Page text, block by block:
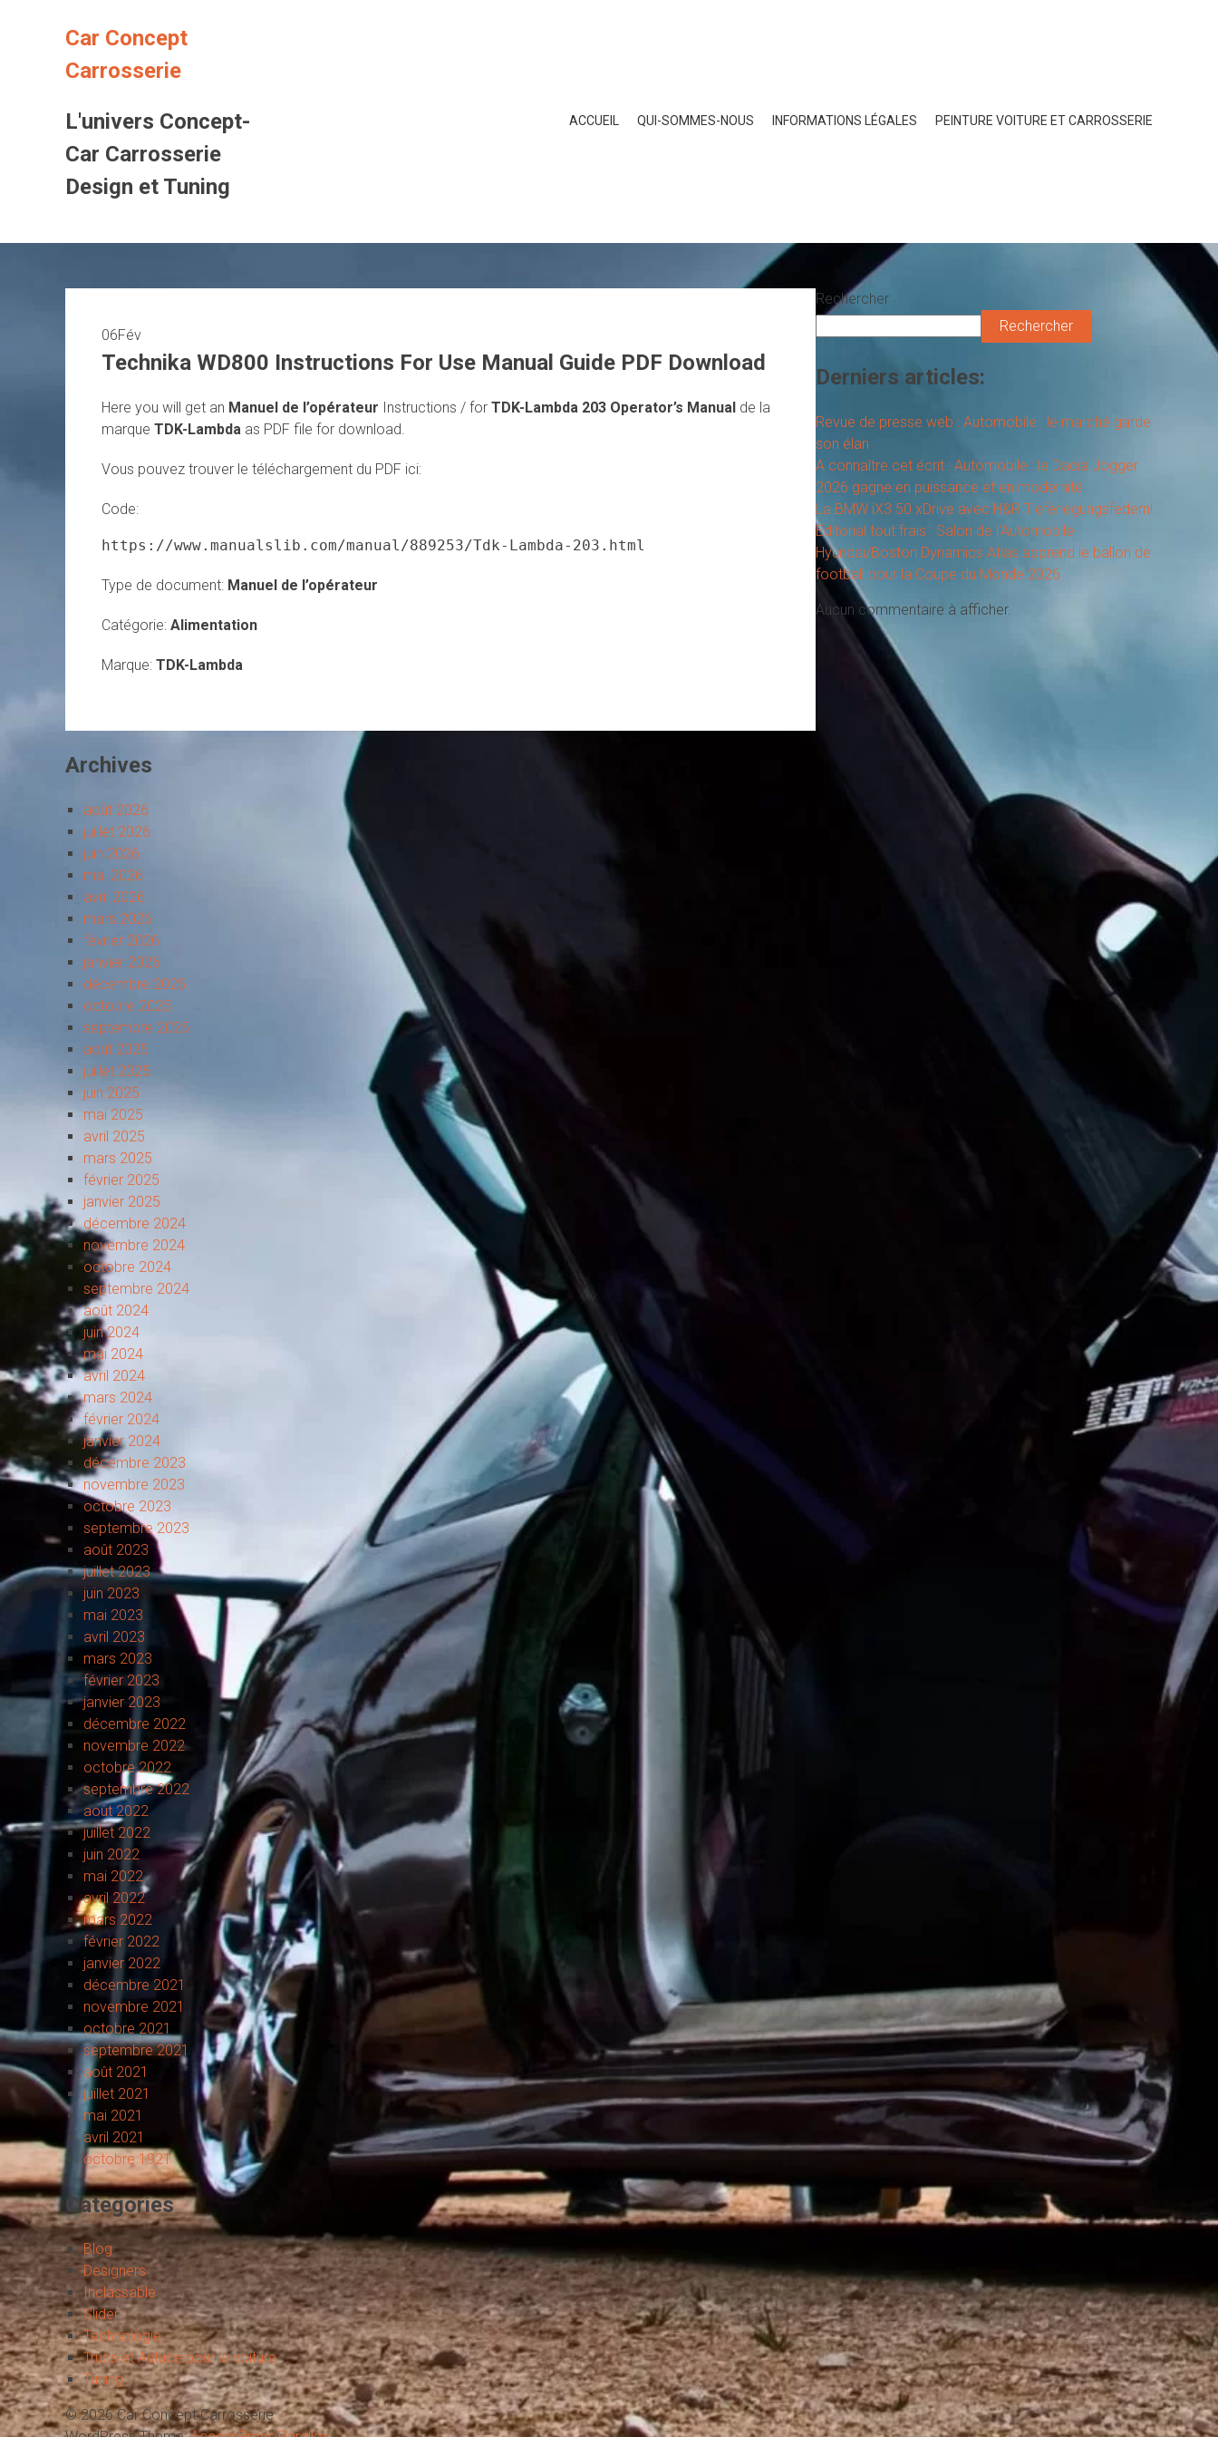
Car Concept
Carrosserie
L'univers Concept-
Car Carrosserie
Design et Tuning
ACCUEIL QUI-SOMMES-NOUS INFORMATIONS LÉGALES PEINTURE VOITURE ET CARROSSERIE
06Fév
Technika WD800 Instructions For Use Manual Guide PDF Download
Here you will get an Manuel de l’opérateur Instructions / for TDK-Lambda 203 Operator’s Manual de la
marque TDK-Lambda as PDF file for download.
Vous pouvez trouver le téléchargement du PDF ici:
Code:
https://www.manualslib.com/manual/889253/Tdk-Lambda-203.html
Type de document: Manuel de l’opérateur
Catégorie: Alimentation
Marque: TDK-Lambda
Rechercher
Rechercher
Derniers articles:
Revue de presse web : Automobile : le marché garde
son élan
A connaître cet écrit : Automobile : le Dacia Jogger
2026 gagne en puissance et en modernité
La BMW iX3 50 xDrive avec H&R Tieferlegungsfedern!
Editorial tout frais : Salon de l’Automobile
Hyundai/Boston Dynamics Atlas apprend le ballon de
football pour la Coupe du Monde 2026
Aucun commentaire à afficher.
Archives
août 2026
juillet 2026
juin 2026
mai 2026
avril 2026
mars 2026
février 2026
janvier 2026
décembre 2025
octobre 2025
septembre 2025
août 2025
juillet 2025
juin 2025
mai 2025
avril 2025
mars 2025
février 2025
janvier 2025
décembre 2024
novembre 2024
octobre 2024
septembre 2024
août 2024
juin 2024
mai 2024
avril 2024
mars 2024
février 2024
janvier 2024
décembre 2023
novembre 2023
octobre 2023
septembre 2023
août 2023
juillet 2023
juin 2023
mai 2023
avril 2023
mars 2023
février 2023
janvier 2023
décembre 2022
novembre 2022
octobre 2022
septembre 2022
août 2022
juillet 2022
juin 2022
mai 2022
avril 2022
mars 2022
février 2022
janvier 2022
décembre 2021
novembre 2021
octobre 2021
septembre 2021
août 2021
juillet 2021
mai 2021
avril 2021
octobre 1921
Categories
Blog
Designers
Inclassable
Slider
Technologie
Trucs et Astuce pour la voiture
Tuning
© 2026 Car Concept Carrosserie